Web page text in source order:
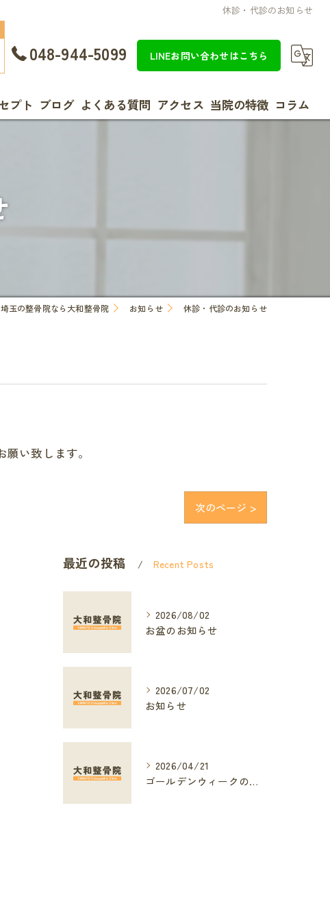
休診・代診のお知らせ
048-944-5099 LINEお問い合わせはこちら
プト ブログ よくある質問 アクセス 当院の特徴
美容
ダイエット
コラム
埼玉の整骨院なら大和整骨院 お知らせ 休診・代診のお知らせ
い致します。
次のページ >
最近の投稿 Recent Posts
2026/08/02
お盆のお知らせ
2026/07/02
お知らせ
2026/04/21
ゴールデンウィークのお知らせ